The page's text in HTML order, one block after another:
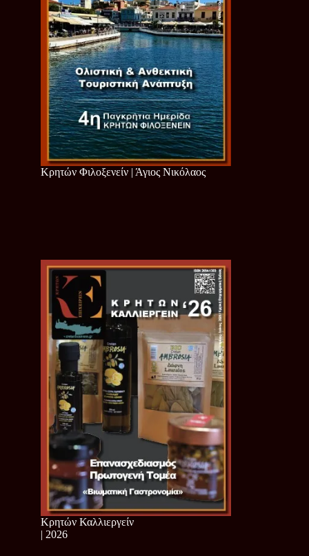
Κρητών Φιλοξενείν | Άγιος Νικόλαος
Κρητών Καλλιεργείν
| 2026